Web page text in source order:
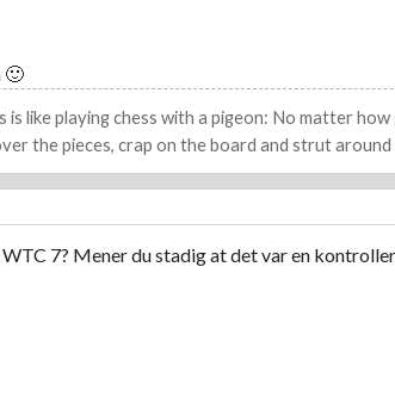
🙂
like playing chess with a pigeon: No matter how
the pieces, crap on the board and strut
7? Mener du stadig at det var en